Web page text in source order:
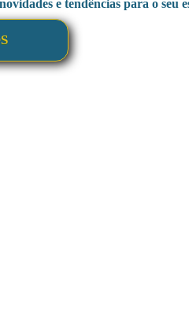
e tendências para o seu